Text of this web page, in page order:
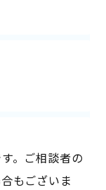
。ご相談者の
もございま